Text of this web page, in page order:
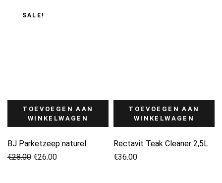
SALE!
TOEVOEGEN AAN
WINKELWAGEN
BJ Parketzeep naturel
€28.00
Oorspronkelijke
€26.00
Huidige
TOEVOEGEN AAN
WINKELWAGEN
Rectavit Teak Cleaner 2,5L
€36.00